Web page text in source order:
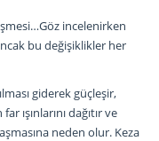
incelenirken
bu değişiklikler her
giderek güçleşir,
ışınlarını dağıtır ve
neden olur. Keza